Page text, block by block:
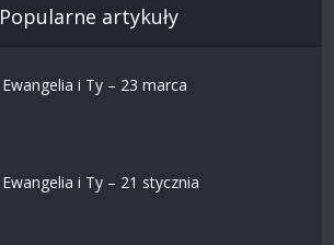
Popularne artykuły
Ewangelia i Ty – 23 marca
Ewangelia i Ty – 21 stycznia